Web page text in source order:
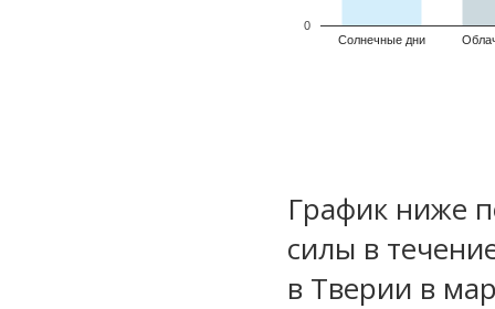
Солнечные дни
0
График ниже
силы в
в Тверии в